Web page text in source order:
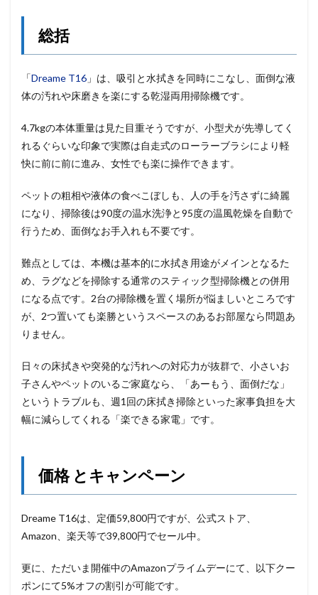
総括
「Dreame T16 」は、吸引と水拭きを同時にこなし、面倒な液
体の汚れや床磨きを楽にする乾湿両用掃除機です。
4.7kgの本体重量は見た目重そうですが、小型犬が先導してく
れるぐらいな印象で実際は自走式のローラーブラシにより軽
快に前に前に進み、女性でも楽に操作できます。
ペットの粗相や液体の食べこぼしも、人の手を汚さずに綺麗
になり、掃除後は90度の温水洗浄と95度の温風乾燥を自動で
行うため、面倒なお手入れも不要です。
難点としては、本機は基本的に水拭き用途がメインとなるた
め、ラグなどを掃除する通常のスティック型掃除機との併用
になる点です。2台の掃除機を置く場所が悩ましいところです
が、2つ置いても楽勝というスペースのあるお部屋なら問題あ
りません。
日々の床拭きや突発的な汚れへの対応力が抜群で、小さいお
子さんやペットのいるご家庭なら、「あーもう、面倒だな」
というトラブルも、週1回の床拭き掃除といった家事負担を大
幅に減らしてくれる「楽できる家電」です。
価格 とキャンペーン
Dreame T16は、定価59,800円ですが、公式ストア、
Amazon、楽天等で39,800円でセール中。
更に、ただいま開催中のAmazonプライムデーにて、以下クー
ポンにて5%オフの割引が可能です。